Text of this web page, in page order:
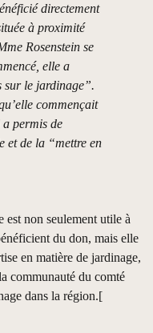
directement
à proximité
Rosenstein se
elle a
sur le jardinage”.
commençait
permis de
et de la “mettre en
non seulement utile à
du don, mais elle
en matière de jardinage,
communauté du comté
dans la région.[